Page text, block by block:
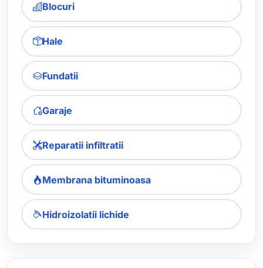
Blocuri
Hale
Fundatii
Garaje
Reparatii infiltratii
Membrana bituminoasa
Hidroizolatii lichide